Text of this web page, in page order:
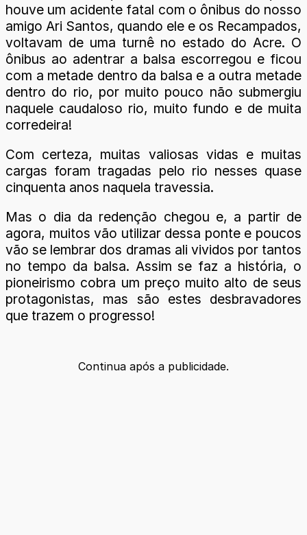
houve um acidente fatal com o ônibus do nosso
amigo Ari Santos, quando ele e os Recampados,
voltavam de uma turnê no estado do Acre. O
ônibus ao adentrar a balsa escorregou e ficou
com a metade dentro da balsa e a outra metade
dentro do rio, por muito pouco não submergiu
naquele caudaloso rio, muito fundo e de muita
corredeira!
Com certeza, muitas valiosas vidas e muitas
cargas foram tragadas pelo rio nesses quase
cinquenta anos naquela travessia.
Mas o dia da redenção chegou e, a partir de
agora, muitos vão utilizar dessa ponte e poucos
vão se lembrar dos dramas ali vividos por tantos
no tempo da balsa. Assim se faz a história, o
pioneirismo cobra um preço muito alto de seus
protagonistas, mas são estes desbravadores
que trazem o progresso!
Continua após a publicidade.